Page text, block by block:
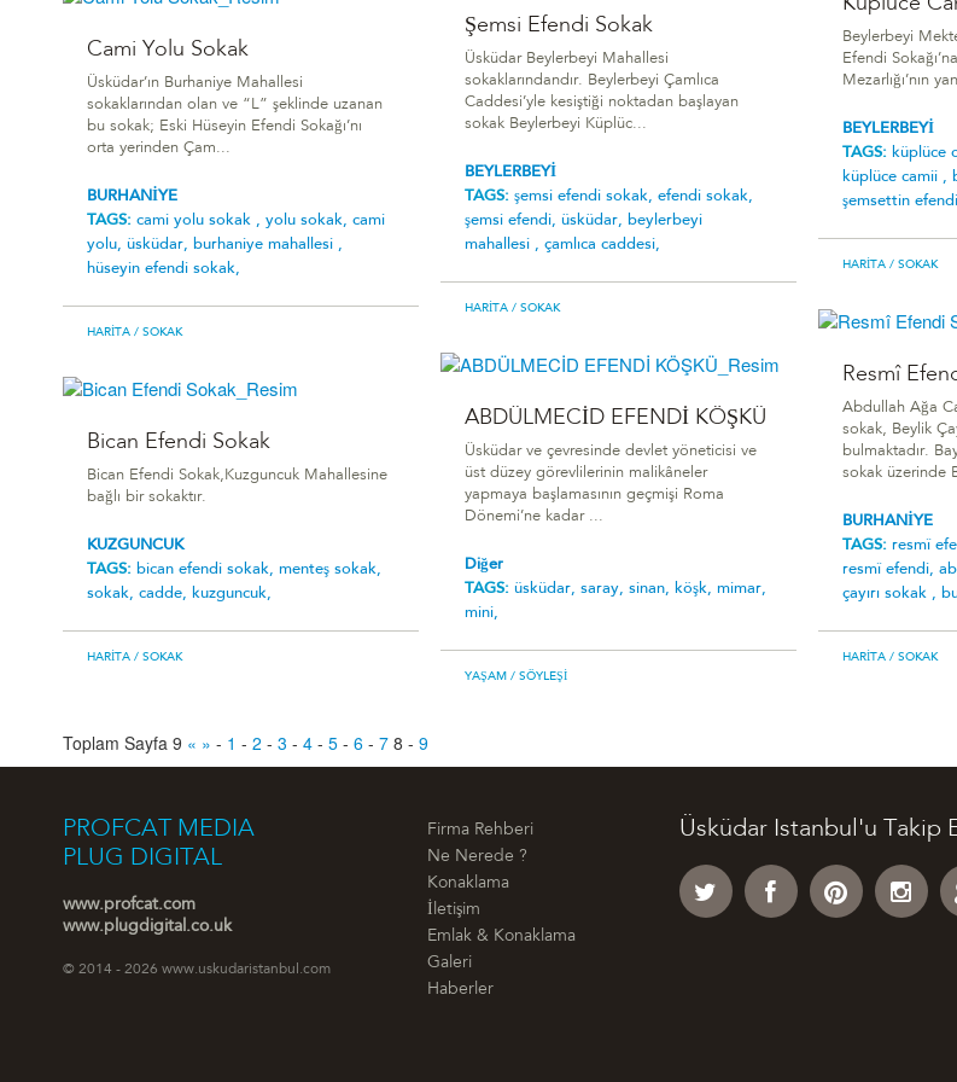
Beylerbeyi
Efendi
Mezarlığı’nın
BEYLERBEYİ
TAGS: küplüce
küplüce camii ,
şemsettin
HARITA / SOKAK
Şemsi Efendi Sokak
Üsküdar Beylerbeyi Mahallesi
sokaklarındandır. Beylerbeyi Çamlıca
Caddesi’yle kesiştiği noktadan başlayan
sokak Beylerbeyi Küplüc...
BEYLERBEYİ
TAGS: şemsi efendi sokak, efendi sokak,
şemsi efendi, üsküdar, beylerbeyi
mahallesi , çamlıca caddesi,
HARITA / SOKAK
Cami Yolu Sokak
Üsküdar’ın Burhaniye Mahallesi
sokaklarından olan ve “L” şeklinde uzanan
bu sokak; Eski Hüseyin Efendi Sokağı’nı
orta yerinden Çam...
BURHANİYE
TAGS: cami yolu sokak , yolu sokak, cami
yolu, üsküdar, burhaniye mahallesi ,
hüseyin efendi sokak,
HARITA / SOKAK
Resmî
Abdullah Ağa
sokak, Beylik
bulmaktadır.
sokak üzerinde
BURHANİYE
TAGS: resmî
resmî efendi,
çayırı sokak ,
HARITA / SOKAK
ABDÜLMECİD EFENDİ KÖŞKÜ
Üsküdar ve çevresinde devlet yöneticisi ve
üst düzey görevlilerinin malikâneler
yapmaya başlamasının geçmişi Roma
Dönemi’ne kadar ...
Diğer
TAGS: üsküdar, saray, sinan, köşk, mimar,
mini,
YAŞAM / SÖYLEŞI
Bican Efendi Sokak
Bican Efendi Sokak,Kuzguncuk Mahallesine
bağlı bir sokaktır.
KUZGUNCUK
TAGS: bican efendi sokak, menteş sokak,
sokak, cadde, kuzguncuk,
HARITA / SOKAK
Toplam Sayfa 9 « » - 1 - 2 - 3 - 4 - 5 - 6 - 7 8 - 9
PROFCAT MEDIA
PLUG DIGITAL
www.profcat.com
www.plugdigital.co.uk
© 2014 - 2026 www.uskudaristanbul.com
Firma Rehberi
Ne Nerede ?
Konaklama
İletişim
Emlak & Konaklama
Galeri
Haberler
Üsküdar Istanbul'u Takip